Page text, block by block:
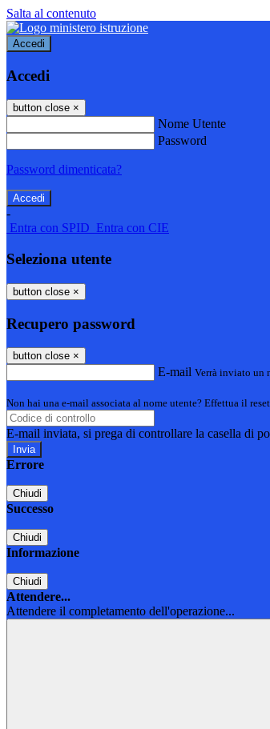
Salta al contenuto
Accedi
Accedi
button close ×
Nome Utente
Password
Password dimenticata?
-
Entra con SPID Entra con CIE
Seleziona utente
button close ×
Recupero password
button close ×
E-mail Verrà inviato un
Non hai una e-mail associata al nome utente? Effettua il
E-mail inviata, si prega di controllare la casella di
Errore
Chiudi
Successo
Chiudi
Informazione
Chiudi
Attendere...
Attendere il completamento dell'operazione...